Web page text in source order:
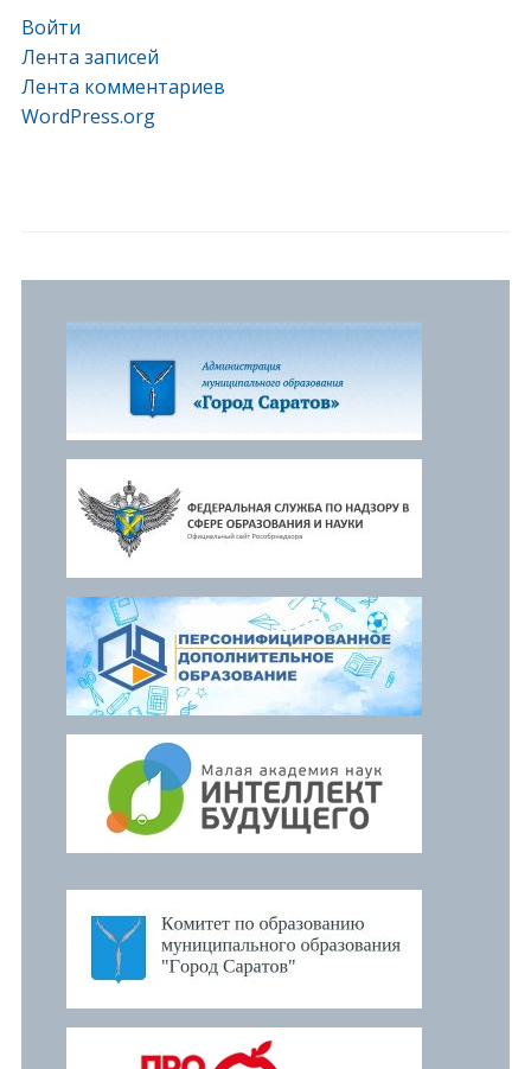
Войти
Лента записей
Лента комментариев
WordPress.org